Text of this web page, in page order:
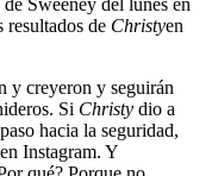
Sweeney del lunes en
resultados de Christyen
y creyeron y seguirán
Si Christy dio a
hacia la seguridad,
Instagram. Y